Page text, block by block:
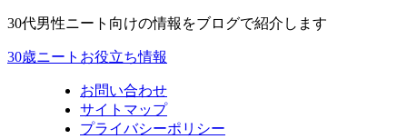
30代男性ニート向けの情報をブログで紹介します
30歳ニートお役立ち情報
お問い合わせ
サイトマップ
プライバシーポリシー